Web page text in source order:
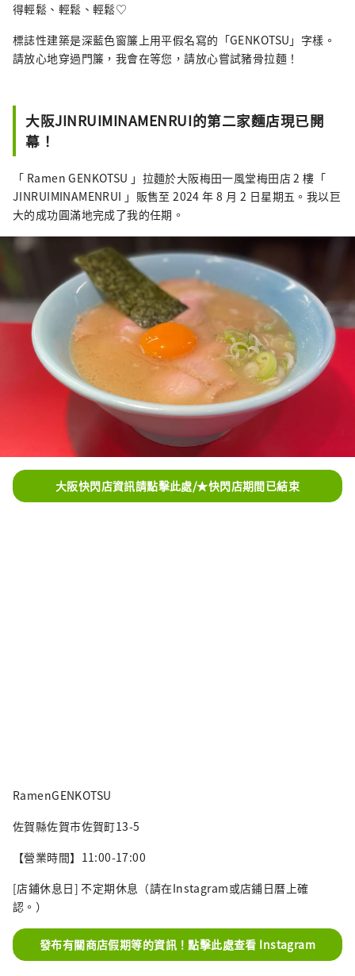
得輕鬆、輕鬆、輕鬆♡
標誌性建築是深藍色窗簾上用平假名寫的「GENKOTSU」字樣。
請放心地穿過門簾，我會在等您，請放心嘗試豬骨拉麵！
大阪JINRUIMINAMENRUI的第二家麵店現已開
幕！
「 Ramen GENKOTSU 」拉麵於大阪梅田一風堂梅田店 2 樓「
JINRUIMINAMENRUI 」販售至 2024 年 8 月 2 日星期五。我以巨
大的成功圓滿地完成了我的任期。
大阪快閃店資訊請點擊此處/★快閃店期間已結束
RamenGENKOTSU
佐賀縣佐賀市佐賀町13-5
【營業時間】11:00-17:00
[店鋪休息日] 不定期休息（請在Instagram或店鋪日曆上確
認。）
發布有關商店假期等的資訊！點擊此處查看 Instagram